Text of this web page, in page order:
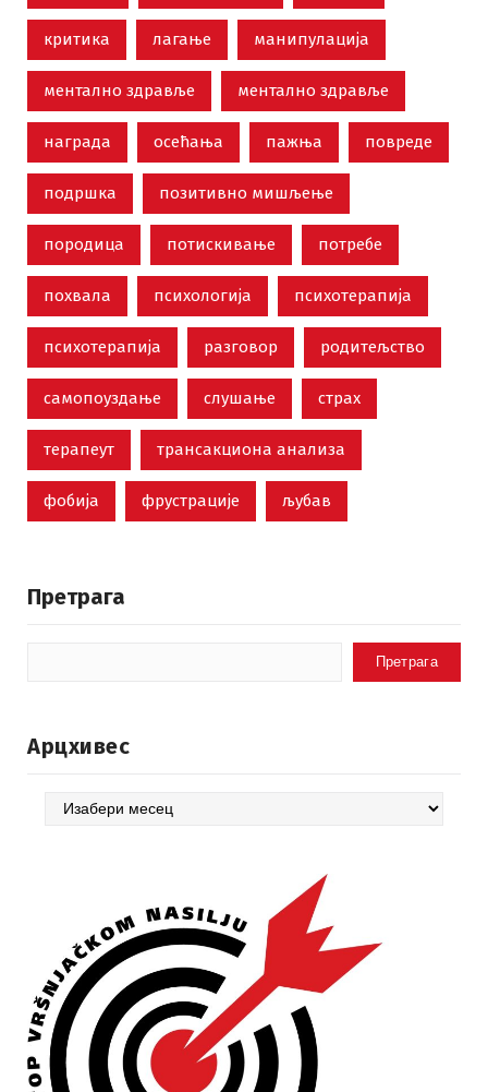
критика лагање манипулација
ментално здравље ментално здравље
награда осећања пажња повреде
подршка позитивно мишљење
породица потискивање потребе
похвала психологија психотерапија
психотерапија разговор родитељство
самопоуздање слушање страх
терапеут трансакциона анализа
фобија фрустрације љубав
Претрага
Претрага
Арцхивес
Арцхивес